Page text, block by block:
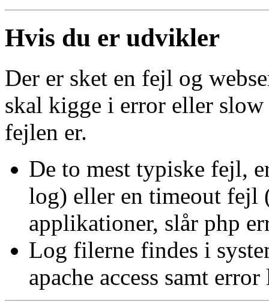
Hvis du er udvikler
Der er sket en fejl og
skal kigge i error eller
fejlen er.
De to mest typiske fejl,
log) eller en timeout fejl
applikationer, slår php
Log filerne findes i
apache access samt